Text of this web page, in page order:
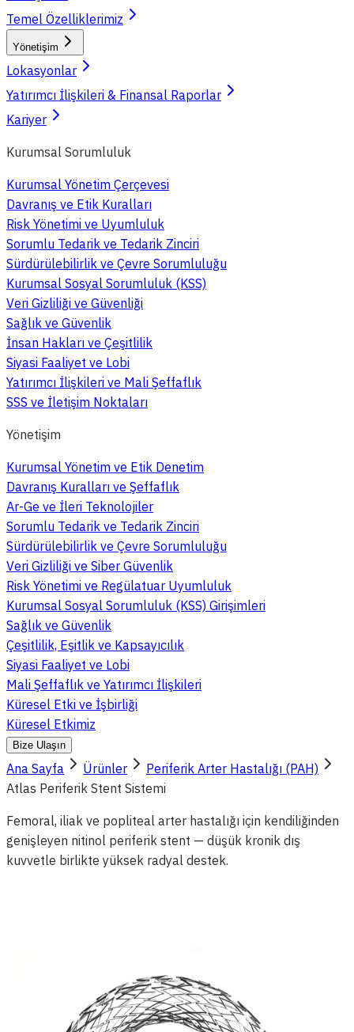
Temel Özelliklerimiz
Yönetişim
Lokasyonlar
Yatırımcı İlişkileri & Finansal Raporlar
Kariyer
Kurumsal Sorumluluk
Kurumsal Yönetim Çerçevesi
Davranış ve Etik Kuralları
Risk Yönetimi ve Uyumluluk
Sorumlu Tedarik ve Tedarik Zinciri
Sürdürülebilirlik ve Çevre Sorumluluğu
Kurumsal Sosyal Sorumluluk (KSS)
Veri Gizliliği ve Güvenliği
Sağlık ve Güvenlik
İnsan Hakları ve Çeşitlilik
Siyasi Faaliyet ve Lobi
Yatırımcı İlişkileri ve Mali Şeffaflık
SSS ve İletişim Noktaları
Yönetişim
Kurumsal Yönetim ve Etik Denetim
Davranış Kuralları ve Şeffaflık
Ar-Ge ve İleri Teknolojiler
Sorumlu Tedarik ve Tedarik Zinciri
Sürdürülebilirlik ve Çevre Sorumluluğu
Veri Gizliliği ve Siber Güvenlik
Risk Yönetimi ve Regülatuar Uyumluluk
Kurumsal Sosyal Sorumluluk (KSS) Girişimleri
Sağlık ve Güvenlik
Çeşitlilik, Eşitlik ve Kapsayıcılık
Siyasi Faaliyet ve Lobi
Mali Şeffaflık ve Yatırımcı İlişkileri
Küresel Etki ve İşbirliği
Küresel Etkimiz
Bize Ulaşın
Ana Sayfa Ürünler
Periferik Arter Hastalığı (PAH)
Atlas Periferik Stent Sistemi
Femoral, iliak ve popliteal arter hastalığı için kendiliğinden
genişleyen nitinol periferik stent — düşük kronik dış
kuvvetle birlikte yüksek radyal destek.